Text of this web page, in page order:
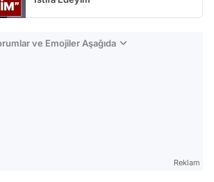
ve Emojiler Aşağıda
Reklam